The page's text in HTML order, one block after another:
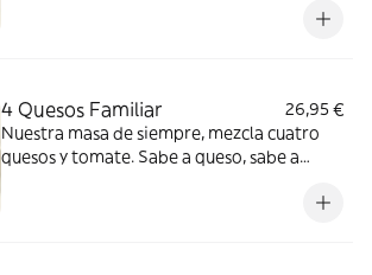
4 Quesos Familiar
26,95 €
Nuestra masa de siempre, mezcla cuatro
quesos y tomate. Sabe a queso, sabe a